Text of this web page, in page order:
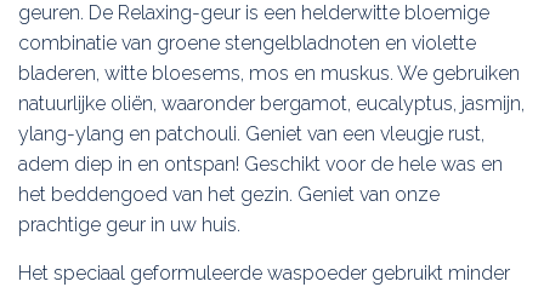
geuren. De Relaxing-geur is een helderwitte bloemige
combinatie van groene stengelbladnoten en violette
bladeren, witte bloesems, mos en muskus. We gebruiken
natuurlijke oliën, waaronder bergamot, eucalyptus, jasmijn,
ylang-ylang en patchouli. Geniet van een vleugje rust,
adem diep in en ontspan! Geschikt voor de hele was en
het beddengoed van het gezin. Geniet van onze
prachtige geur in uw huis.
Het speciaal geformuleerde waspoeder gebruikt minder